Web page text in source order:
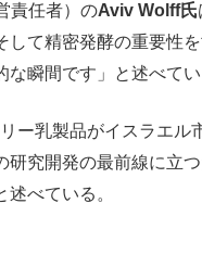
責任者）のAviv Wolff氏
して精密発酵の重要性
瞬間です」と述べてい
ー乳製品がイスラエル
研究開発の最前線に立
べている。